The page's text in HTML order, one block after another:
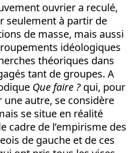
ouvrier a reculé,
seulement à partir de
de masse, mais aussi
idéologiques
théoriques dans
tant de groupes. A
Que faire ? qui, pour
autre, se considère
se situe en réalité
cadre de l’empirisme des
de gauche et de ces